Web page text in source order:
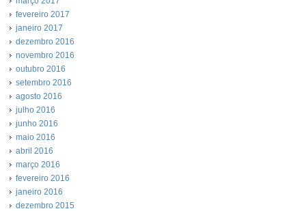
fevereiro 2017
janeiro 2017
dezembro 2016
novembro 2016
outubro 2016
setembro 2016
agosto 2016
julho 2016
junho 2016
maio 2016
abril 2016
março 2016
fevereiro 2016
janeiro 2016
dezembro 2015